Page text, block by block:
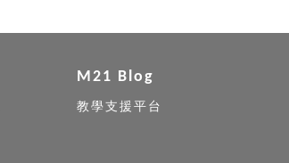
M21 Blog
教學支援平台